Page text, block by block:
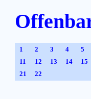
1 2 3 4 5
11
12 13 14 15
21
22